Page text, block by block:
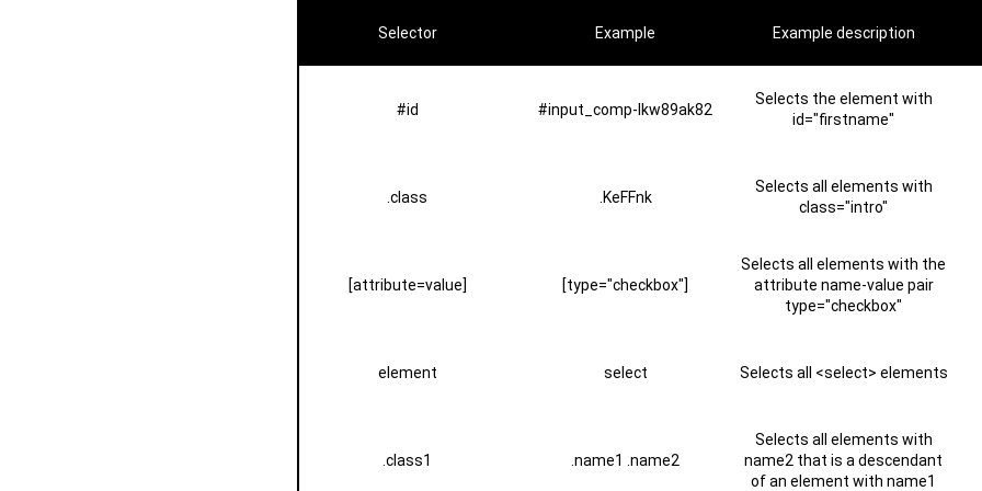
Selector Example Example description
#id #input_comp-lkw89ak82
Selects the element with
id="firstname"
.class .KeFFnk
Selects all elements with
class="intro"
[attribute=value] [type="checkbox"]
Selects all elements with the
attribute name-value pair
type="checkbox"
element select Selects all <select> elements
.class1 .name1 .name2
Selects all elements with
name2 that is a descendant
of an element with name1